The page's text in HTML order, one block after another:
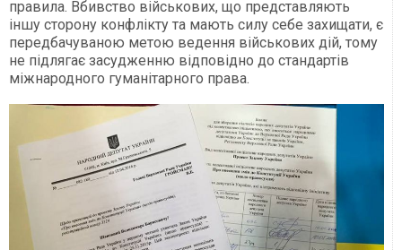
правила. Вбивство військових, що представляють
іншу сторону конфлікту та мають силу себе захищати, є
передбачуваною метою ведення військових дій, тому
не підлягає засудженню відповідно до стандартів
міжнародного гуманітарного права.